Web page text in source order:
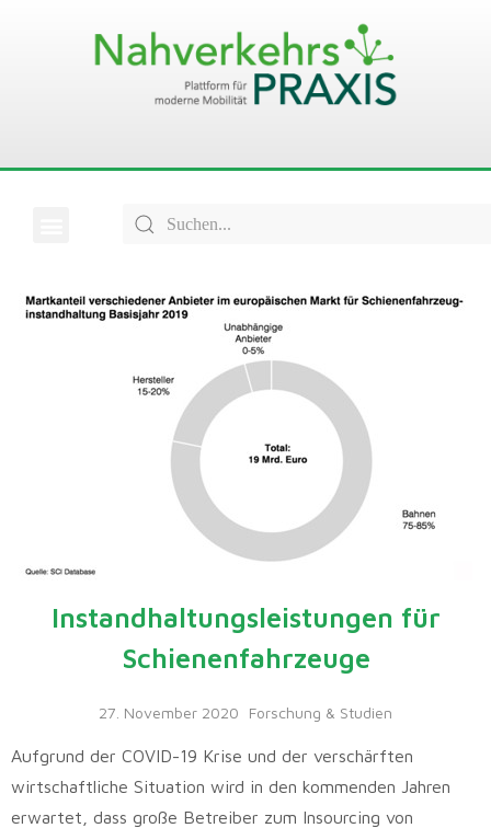
Instandhaltungsleistungen für
Schienenfahrzeuge
27. November 2020 Forschung & Studien
Aufgrund der COVID-19 Krise und der verschärften
wirtschaftliche Situation wird in den kommenden Jahren
erwartet, dass große Betreiber zum Insourcing von